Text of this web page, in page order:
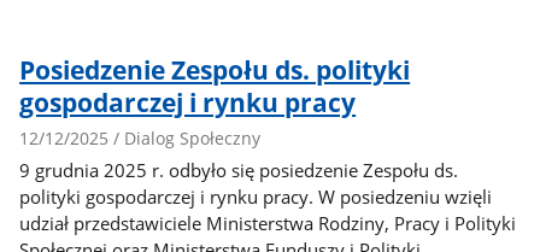
Posiedzenie Zespołu ds. polityki
gospodarczej i rynku pracy
12/12/2025 / Dialog Społeczny
9 grudnia 2025 r. odbyło się posiedzenie Zespołu ds.
polityki gospodarczej i rynku pracy. W posiedzeniu wzięli
udział przedstawiciele Ministerstwa Rodziny, Pracy i Polityki